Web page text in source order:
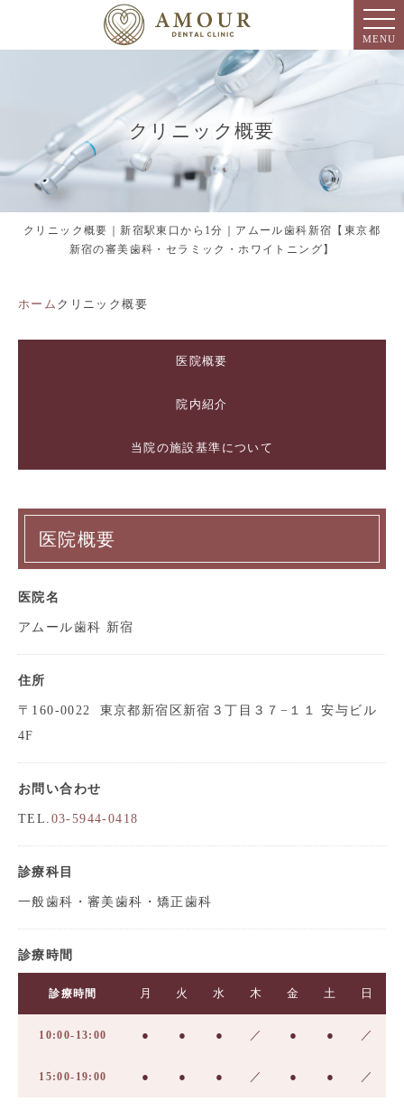
MENU
クリニック概要
クリニック概要｜新宿駅東口から1分｜アムール歯科新宿【東京都
新宿の審美歯科・セラミック・ホワイトニング】
ホーム クリニック概要
医院概要
院内紹介
当院の施設基準について
医院概要
医院名
アムール歯科 新宿
住所
〒160-0022
東京都新宿区新宿３丁目３７−１１ 安与ビル
4F
お問い合わせ
TEL. 03-5944-0418
診療科目
一般歯科・審美歯科・矯正歯科
診療時間
診療時間 月 火 水 木 金 土 日
10:00-13:00 ● ● ● ／ ● ● ／
15:00-19:00 ● ● ● ／ ● ● ／